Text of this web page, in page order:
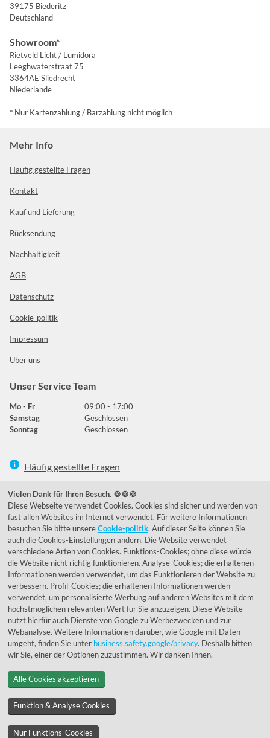
39175 Biederitz
Deutschland
Showroom*
Rietveld Licht / Lumidora
Leeghwaterstraat 75
3364AE Sliedrecht
Niederlande
* Nur Kartenzahlung / Barzahlung nicht möglich
Mehr Info
Häufig gestellte Fragen
Kontakt
Kauf und Lieferung
Rücksendung
Nachhaltigkeit
AGB
Datenschutz
Cookie-politik
Impressum
Über uns
Unser Service Team
Mo - Fr
09:00 - 17:00
Samstag
Geschlossen
Sonntag
Geschlossen
Häufig gestellte Fragen
039292 - 678215
de@lumidora.com
FacebookInstagram
Kundenmeinungen
Exzellent - eKomi.de
© 1955 - 2026 Lumidora
Vielen Dank für Ihren Besuch. 🍪🍪🍪
Diese Webseite verwendet Cookies. Cookies sind sicher und werden von
fast allen Websites im Internet verwendet. Für weitere Informationen
besuchen Sie bitte unsereCookie-politik. Auf dieser Seite können Sie
auch die Cookies-Einstellungen ändern. Die Website verwendet
verschiedene Arten von Cookies. Funktions-Cookies; ohne diese würde
die Website nicht richtig funktionieren. Analyse-Cookies; die erhaltenen
Informationen werden verwendet, um das Funktionieren der Website zu
verbessern. Profil-Cookies; die erhaltenen Informationen werden
verwendet, um personalisierte Werbung auf anderen Websites mit dem
höchstmöglichen relevanten Wert für Sie anzuzeigen. Diese Website
nutzt hierfür auch Dienste von Google zu Werbezwecken und zur
Webanalyse. Weitere Informationen darüber, wie Google mit Daten
umgeht, finden Sie unter business.safety.google/privacy. Deshalb bitten
wir Sie, einer der Optionen zuzustimmen. Wir danken Ihnen.
Alle Cookies akzeptieren
Funktion & Analyse Cookies
Nur Funktions-Cookies